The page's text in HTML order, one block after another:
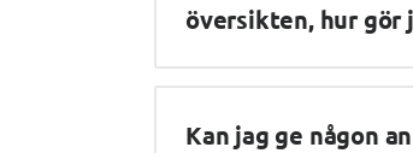
översikten, hur gör
Kan jag ge någon